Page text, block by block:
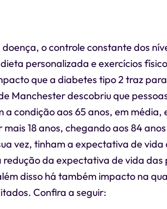
o controle constante dos
personalizada e exercícios
que a diabetes tipo 2 traz
Manchester descobriu que
a condição aos 65 anos, em média,
18 anos, chegando aos 84
vez, tinham a expectativa de vida
redução da expectativa de vida das
disso há também impacto na
Confira a seguir: